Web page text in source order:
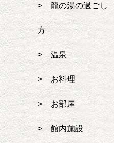
> 龍の湯の過ごし
方
> 温泉
> お料理
> お部屋
> 館内施設